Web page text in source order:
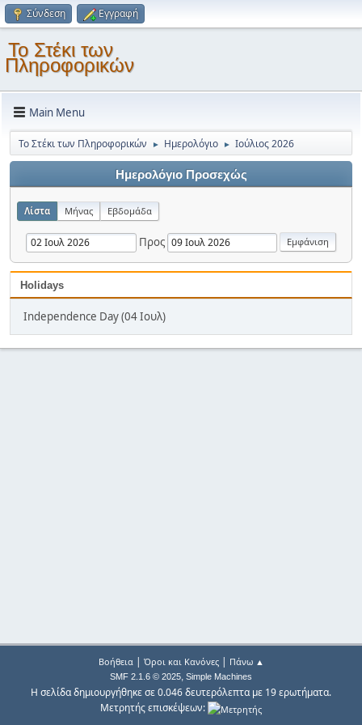
Σύνδεση Εγγραφή
Το Στέκι των
Πληροφορικών
Main Menu
Το Στέκι των Πληροφορικών ► Ημερολόγιο ► Ιούλιος 2026
Ημερολόγιο Προσεχώς
Λίστα Μήνας Εβδομάδα
Προς
Holidays
Independence Day (04 Ιουλ)
Βοήθεια| Όροι και Κανόνες| Πάνω ▲
SMF 2.1.6 © 2025, Simple Machines
Η σελίδα δημιουργήθηκε σε 0.046 δευτερόλεπτα με 19 ερωτήματα.
Μετρητής επισκέψεων: